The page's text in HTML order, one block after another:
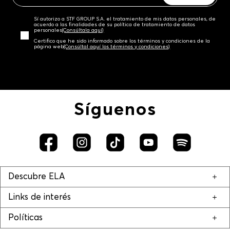
Sí autorizo a STF GROUP S.A. el tratamiento de mis datos personales, de
acuerdo a las finalidades de su política de tratamiento de datos
personales‎(Consúltala aquí)
Certifico que he sido informado sobre los términos y condiciones de la
página web‎(Consúltal aquí los términos y condiciones)
Síguenos
Descubre ELA
Links de interés
Políticas